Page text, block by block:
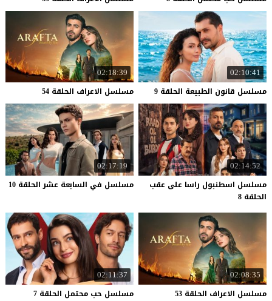
02:10:41
مسلسل قانون الطبيعة الحلقة 9
02:18:39
مسلسل الاعراف الحلقة 54
02:14:52
مسلسل اسطنبول راسا على عقب
الحلقة 8
02:17:19
مسلسل في السابعة عشر الحلقة 10
02:08:35
مسلسل الاعراف الحلقة 53
02:11:37
مسلسل حب محتمل الحلقة 7